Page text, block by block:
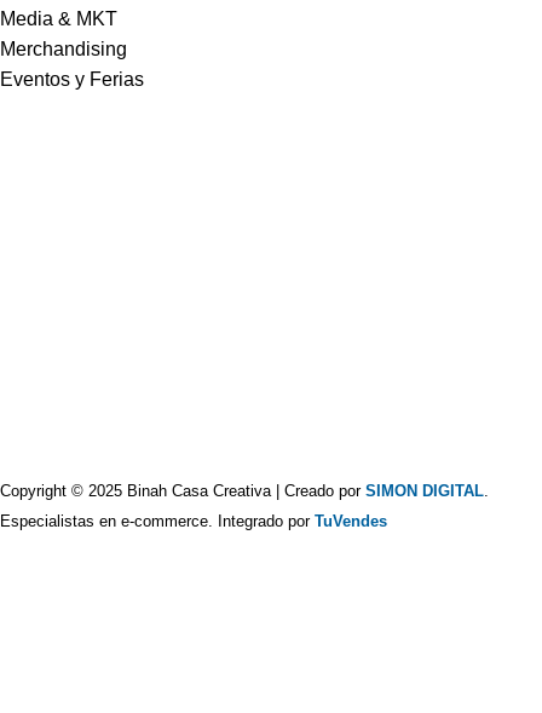
Media & MKT
Merchandising
Eventos y Ferias
Copyright © 2025 Binah Casa Creativa | Creado por SIMON DIGITAL
Especialistas en e-commerce. Integrado porTuVendes